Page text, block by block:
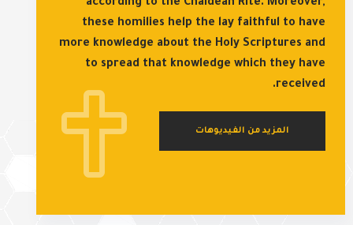
according to the Chaldean Rite. Moreover,
these homilies help the lay faithful to have
more knowledge about the Holy Scriptures and
to spread that knowledge which they have
received.
المزيد من الفيديوهات